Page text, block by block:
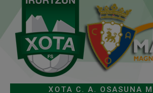
XOTA C. A. OSASUNA